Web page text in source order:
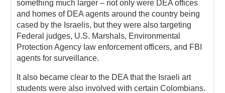
something much larger – not only were DEA offices
and homes of DEA agents around the country being
cased by the Israelis, but they were also targeting
Federal judges, U.S. Marshals, Environmental
Protection Agency law enforcement officers, and FBI
agents for surveillance.
It also became clear to the DEA that the Israeli art
students were also involved with certain Colombians.